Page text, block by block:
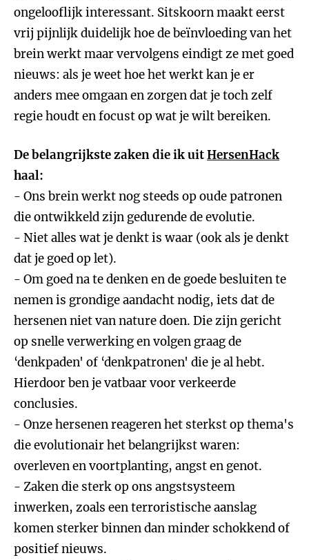
ongelooflijk interessant. Sitskoorn maakt eerst
vrij pijnlijk duidelijk hoe de beïnvloeding van het
brein werkt maar vervolgens eindigt ze met goed
nieuws: als je weet hoe het werkt kan je er
anders mee omgaan en zorgen dat je toch zelf
regie houdt en focust op wat je wilt bereiken.
De belangrijkste zaken die ik uitHersenHack
haal:
- Ons brein werkt nog steeds op oude patronen
die ontwikkeld zijn gedurende de evolutie.
- Niet alles wat je denkt is waar (ook als je denkt
dat je goed op let).
- Om goed na te denken en de goede besluiten te
nemen is grondige aandacht nodig, iets dat de
hersenen niet van nature doen. Die zijn gericht
op snelle verwerking en volgen graag de
‘denkpaden' of ‘denkpatronen' die je al hebt.
Hierdoor ben je vatbaar voor verkeerde
conclusies.
- Onze hersenen reageren het sterkst op thema's
die evolutionair het belangrijkst waren:
overleven en voortplanting, angst en genot.
- Zaken die sterk op ons angstsysteem
inwerken, zoals een terroristische aanslag
komen sterker binnen dan minder schokkend of
positief nieuws.